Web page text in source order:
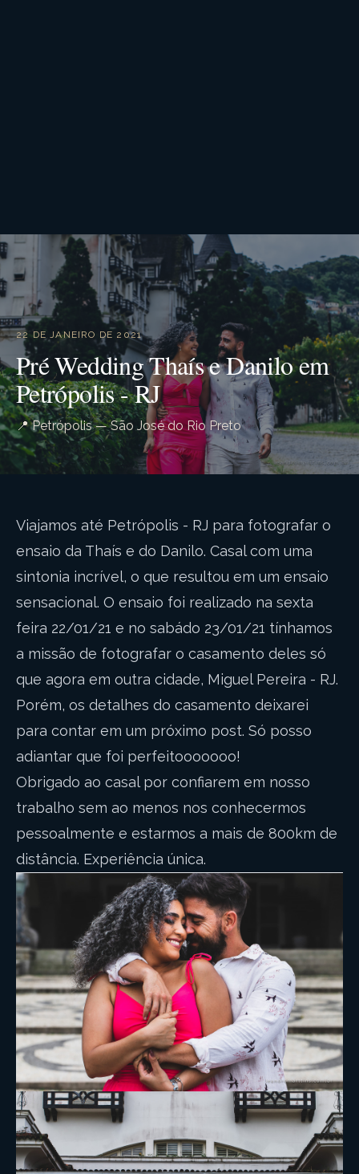
22 DE JANEIRO DE 2021
Pré Wedding Thaís e Danilo em
Petrópolis - RJ
📍 Petrópolis — São José do Rio Preto
Viajamos até Petrópolis - RJ para fotografar o
ensaio da Thaís e do Danilo. Casal com uma
sintonia incrível, o que resultou em um ensaio
sensacional. O ensaio foi realizado na sexta
feira 22/01/21 e no sabádo 23/01/21 tínhamos
a missão de fotografar o casamento deles só
que agora em outra cidade, Miguel Pereira - RJ.
Porém, os detalhes do casamento deixarei
para contar em um próximo post. Só posso
adiantar que foi perfeitooooooo!
Obrigado ao casal por confiarem em nosso
trabalho sem ao menos nos conhecermos
pessoalmente e estarmos a mais de 800km de
distância. Experiência única.